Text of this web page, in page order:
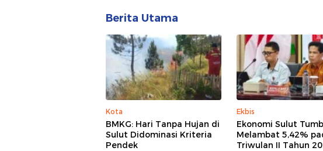
Berita Utama
Kota
BMKG: Hari Tanpa Hujan di
Sulut Didominasi Kriteria
Pendek
Ekbis
Ekonomi Sulut
Melambat 5,42%
Triwulan II Tahun